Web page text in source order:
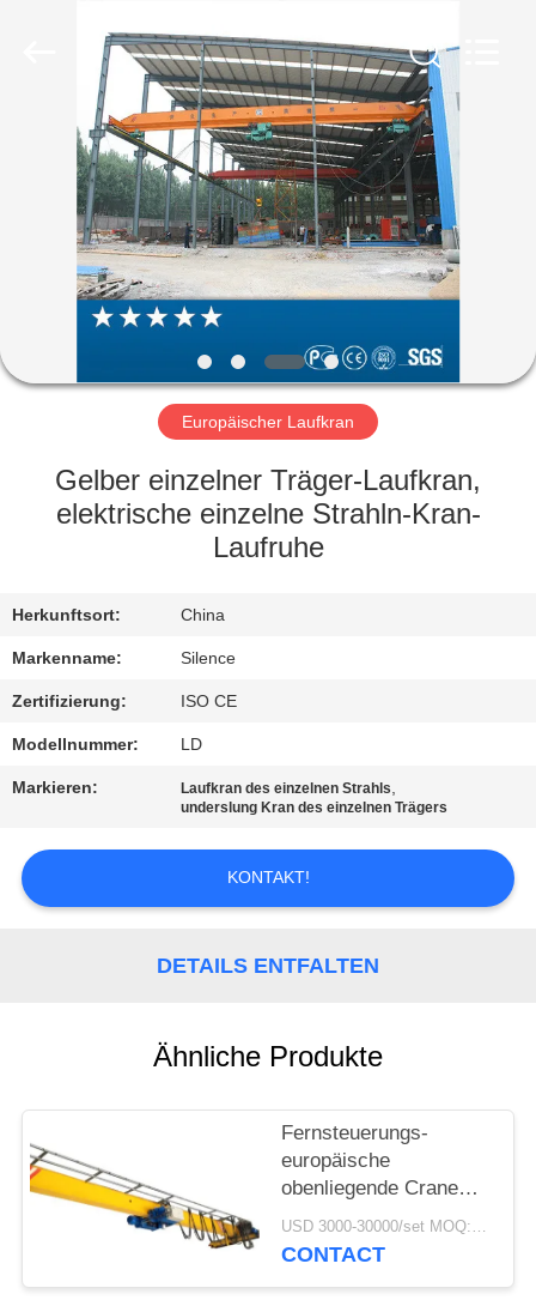
HAUS
PRODUKTE
ÜBER
FABRIK-
AUSFLUG
QUALITÄTSKONTROLLE
SIE
MIT
UNS
IN
VERBINDUNG
FORDERN
SIE
PRIVACY
POLICY
Europäischer Laufkran
Gelber einzelner Träger-Laufkran,
elektrische einzelne Strahln-Kran-
Laufruhe
Herkunftsort: China
Markenname: Silence
Zertifizierung: ISO CE
Modellnummer: LD
Markieren: Laufkran des einzelnen Strahls,
underslung Kran des einzelnen Trägers
KONTAKT!
DETAILS ENTFALTEN
Ähnliche Produkte
Fernsteuerungs-
europäische
obenliegende Crane
Single Beam Art A3 A4USD 3000-30000/set MOQ:1 Satz
CONTACT